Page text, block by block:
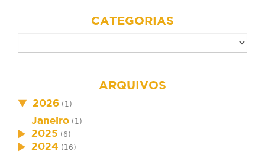
CATEGORIAS
ARQUIVOS
2026 (1)
Janeiro (1)
2025 (6)
2024 (16)